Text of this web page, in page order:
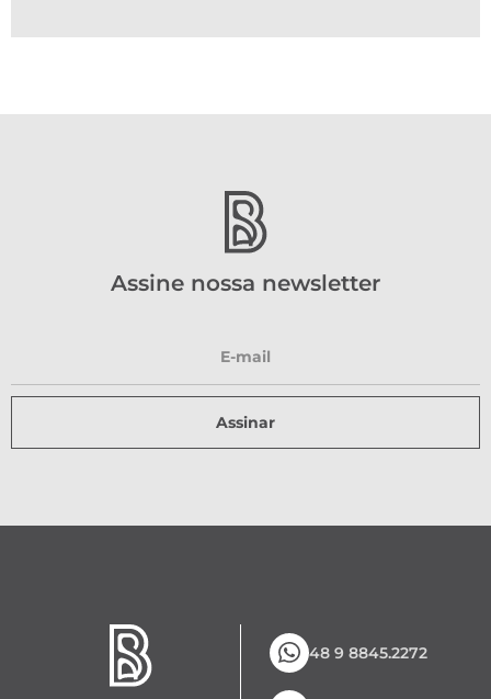
Assine nossa newsletter
Assinar
48 9 8845.2272